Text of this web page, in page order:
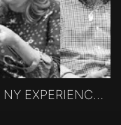
OPTIFLEX GENESIS COMFORT NY EXPERIENCE - Dr. Marín, Dr. Amselem, Barcelona, Spanien